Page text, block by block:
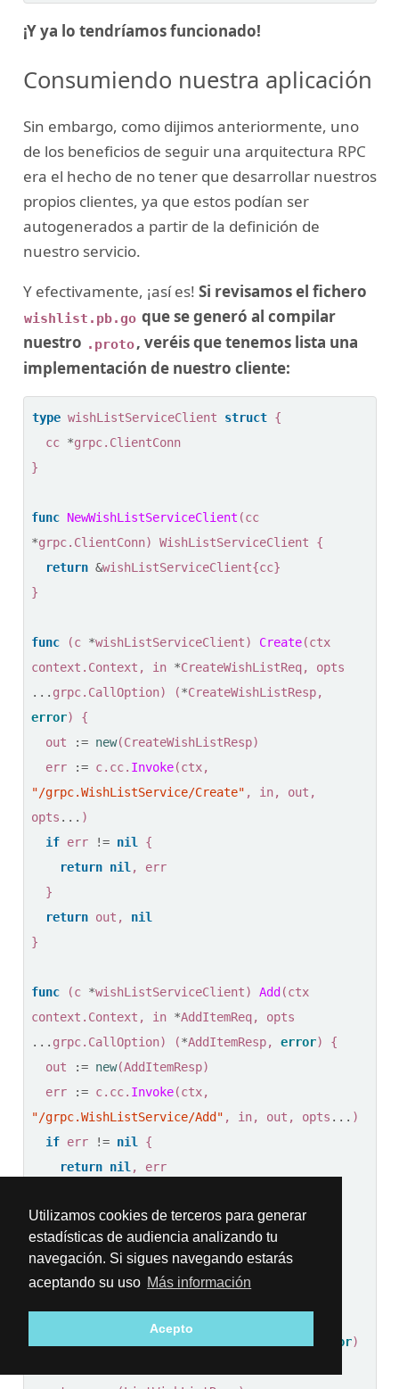
Utilizamos cookies de terceros para generar
estadísticas de audiencia analizando tu
navegación. Si sigues navegando estarás
aceptando su uso Más información
Acepto
¡Y ya lo tendríamos funcionado!
Consumiendo nuestra aplicación
Sin embargo, como dijimos anteriormente, uno
de los beneficios de seguir una arquitectura RPC
era el hecho de no tener que desarrollar nuestros
propios clientes, ya que estos podían ser
autogenerados a partir de la definición de
nuestro servicio.
Y efectivamente, ¡así es! Si revisamos el fichero
wishlist.pb.go que se generó al compilar
nuestro .proto, veréis que tenemos lista una
implementación de nuestro cliente:
type wishListServiceClient struct {
cc *grpc. ClientConn
}
func NewWishListServiceClient (cc
*grpc. ClientConn) WishListServiceClient
{
return &wishListServiceClient{cc}
}
func (c *wishListServiceClient ) Create(ctx
context . Context , in *CreateWishListReq,
opts
... grpc. CallOption) (*CreateWishListResp,
error)
{
out
:= new(CreateWishListResp)
err
:= c. cc. Invoke(ctx,
"/grpc.WishListService/Create" , in, out ,
opts ... )
if err != nil {
return nil,
err
}
return out ,
nil
}
func (c *wishListServiceClient ) Add (ctx
context . Context , in *AddItemReq,
opts
... grpc. CallOption) (*AddItemResp, error)
{
out
:= new(AddItemResp)
err
:= c. cc. Invoke(ctx,
"/grpc.WishListService/Add" , in, out , opts ... )
if err != nil {
return nil,
err
return
out, nil
}
func wishListServiceClient)
error)